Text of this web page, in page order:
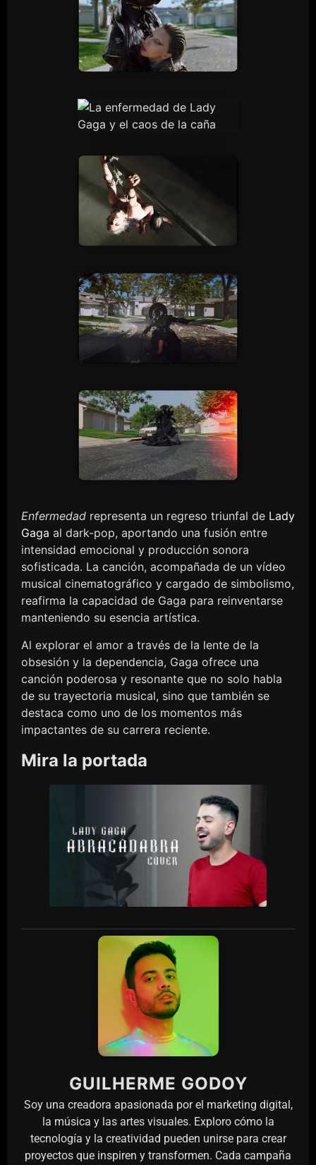
Enfermedad representa un regreso triunfal de Lady
Gaga al dark-pop, aportando una fusión entre
intensidad emocional y producción sonora
sofisticada. La canción, acompañada de un vídeo
musical cinematográfico y cargado de simbolismo,
reafirma la capacidad de Gaga para reinventarse
manteniendo su esencia artística.
Al explorar el amor a través de la lente de la
obsesión y la dependencia, Gaga ofrece una
canción poderosa y resonante que no solo habla
de su trayectoria musical, sino que también se
destaca como uno de los momentos más
impactantes de su carrera reciente.
Mira la portada
GUILHERME GODOY
Soy una creadora apasionada por el marketing digital,
la música y las artes visuales. Exploro cómo la
tecnología y la creatividad pueden unirse para crear
proyectos que inspiren y transformen. Cada campaña